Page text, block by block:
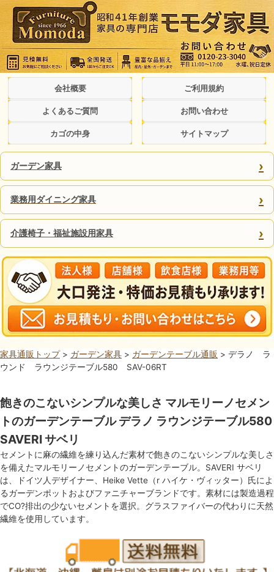
会社概要 ご利用規約
よくあるご質問 お問い合わせ
カゴの中身 サイトマップ
ガーデン家具 ›
業務用ダイニング家具 ›
介護椅子・福祉施設用家具 ›
家具通販トップ> ガーデン家具 > ガーデンテーブル通販 > デラノ ラ
ウンド ラウンジテーブル580 SAV-06RT
飽きのこないシンプルな美しさ マルモリーノセメン
トのガーデンテーブル デラノ ラウンジテーブル580
SAVERI サベリ
セメントに麻の繊維を練り込んだ素材で飽きのこないシンプルな美しさ
を備えたマルモリーノセメントのガーデンテーブル。SAVERI サベリ
は、ドイツ人デザイナー、Heike Vette（r ハイケ・ヴィッター）氏によ
るガーデンポットおよびファニチャーブランドです。素材には製造過程
でCO?排出の少ないセメントを選択。グラスファイバーの代わりに天然
繊維を使用しています。